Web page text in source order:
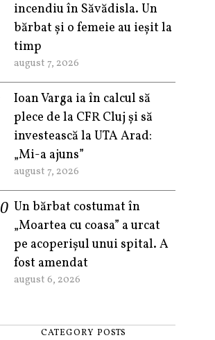
incendiu în Săvădisla. Un
bărbat și o femeie au ieșit la
timp
august 7, 2026
Ioan Varga ia în calcul să
plece de la CFR Cluj și să
investească la UTA Arad:
„Mi-a ajuns”
august 7, 2026
Un bărbat costumat în
„Moartea cu coasa” a urcat
pe acoperișul unui spital. A
fost amendat
august 6, 2026
CATEGORY POSTS